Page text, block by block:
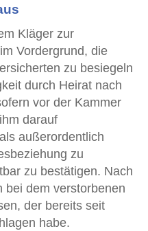
Kläger zur
Vordergrund, die
zu besiegeln
durch Heirat nach
vor der Kammer
darauf
außerordentlich
zu
zu bestätigen. Nach
bei dem verstorbenen
der bereits seit
habe.